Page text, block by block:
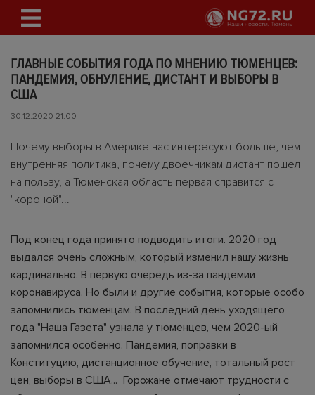
ГЛАВНЫЕ СОБЫТИЯ ГОДА ПО МНЕНИЮ ТЮМЕНЦЕВ:
ПАНДЕМИЯ, ОБНУЛЕНИЕ, ДИСТАНТ И ВЫБОРЫ В
США
30.12.2020 21:00
Почему выборы в Америке нас интересуют больше, чем
внутренняя политика, почему двоечникам дистант пошел
на пользу, а Тюменская область первая справится с
"короной"...
Под конец года принято подводить итоги. 2020 год
выдался очень сложным, который изменил нашу жизнь
кардинально. В первую очередь из-за пандемии
коронавируса. Но были и другие события, которые особо
запомнились тюменцам. В последний день уходящего
года "Наша Газета" узнала у тюменцев, чем 2020-ый
запомнился особенно. Пандемия, поправки в
Конституцию, дистанционное обучение, тотальный рост
цен, выборы в США... Горожане отмечают трудности с